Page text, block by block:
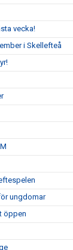
vecka!
i Skellefteå
ungdomar
öppen